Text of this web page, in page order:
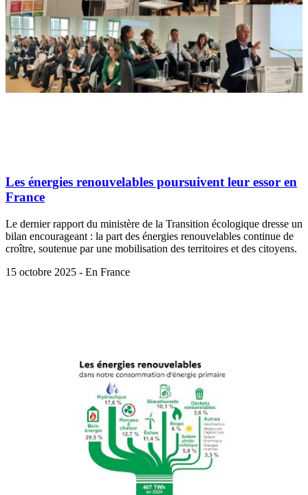
Les énergies renouvelables poursuivent leur essor en
France
Le dernier rapport du ministère de la Transition écologique dresse un
bilan encourageant : la part des énergies renouvelables continue de
croître, soutenue par une mobilisation des territoires et des citoyens.
15 octobre 2025 - En France